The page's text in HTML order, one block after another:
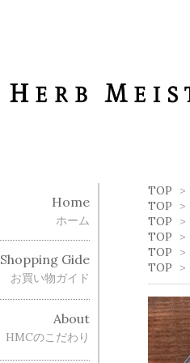
TOP >
TOP
>
TOP
>
TOP
>
TOP
>
TOP
>
Home
ホーム
Shopping Gide
お買い物ガイド
About
HMCのこだわり